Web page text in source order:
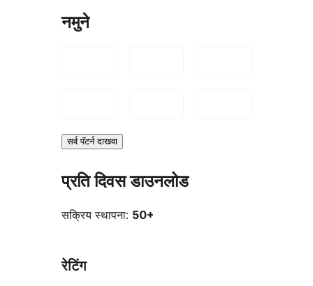
नमुने
सर्व पॅटर्न दाखवा
प्रति दिवस डाउनलोड
सक्रिय स्थापना: 50+
रेटिंग